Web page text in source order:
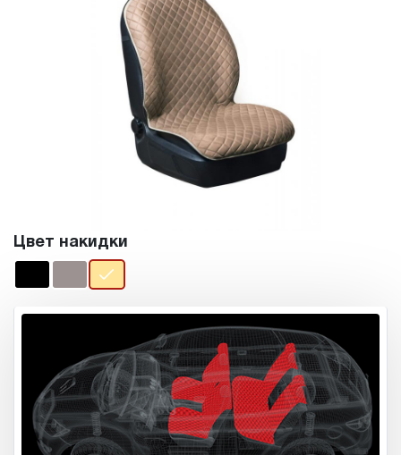
Цвет накидки